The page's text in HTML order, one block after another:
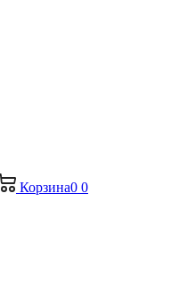
Корзина0 0